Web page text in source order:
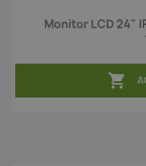
Monitor LCD 24"
